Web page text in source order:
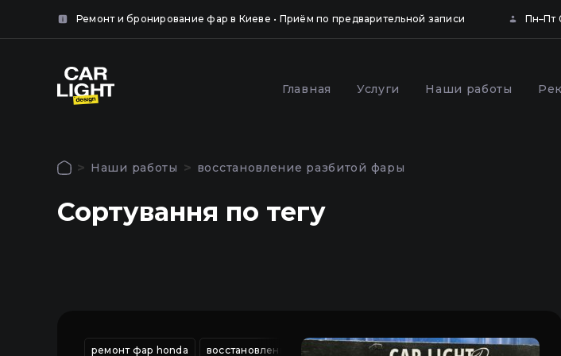
Ремонт и бронирование фар в Киеве • Приём по предварительной записи Пн–Пт
Главная Услуги Наши работы
Популярные услуги
фар в Киеве
Киеве
Наши работы восстановление разбитой фары
Сортування по тегу
ремонт фар honda восстановление разбитой фары реставрация фар чистка
Чтобы использовать все функции сайта,